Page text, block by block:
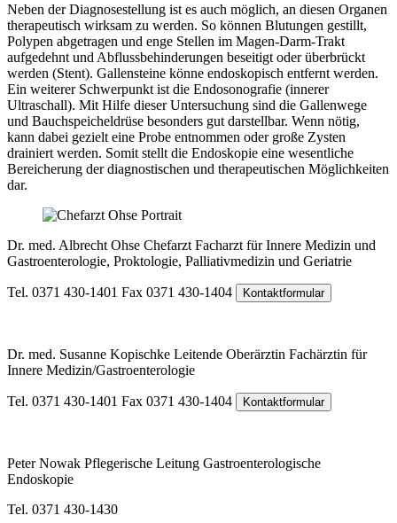
Neben der Diagnosestellung ist es auch möglich, an diesen Organen
therapeutisch wirksam zu werden. So können Blutungen gestillt,
Polypen abgetragen und enge Stellen im Magen-Darm-Trakt
aufgedehnt und Abflussbehinderungen beseitigt oder überbrückt
werden (Stent). Gallensteine könne endoskopisch entfernt werden.
Ein weiterer Schwerpunkt ist die Endosonografie (innerer
Ultraschall). Mit Hilfe dieser Untersuchung sind die Gallenwege
und Bauchspeicheldrüse besonders gut darstellbar. Wenn nötig,
kann dabei gezielt eine Probe entnommen oder große Zysten
drainiert werden. Somit stellt die Endoskopie eine wesentliche
Bereicherung der diagnostischen und therapeutischen Möglichkeiten
dar.
Dr. med. Albrecht Ohse Chefarzt Facharzt für Innere Medizin und
Gastroenterologie, Proktologie, Palliativmedizin und Geriatrie
Tel. 0371 430-1401 Fax 0371 430-1404 Kontaktformular
Dr. med. Susanne Kopischke Leitende Oberärztin Fachärztin für
Innere Medizin/​Gastroenterologie
Tel. 0371 430-1401 Fax 0371 430-1404 Kontaktformular
Peter Nowak Pflegerische Leitung Gastroenterologische
Endoskopie
Tel. 0371 430-1430